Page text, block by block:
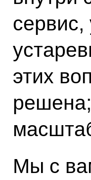
этих
решена;
Мы с